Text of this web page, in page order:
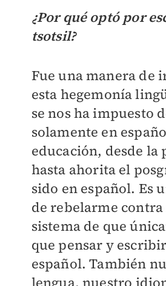
¿Por qué optó por
tsotsil?
Fue una manera de
esta hegemonía
se nos ha impuesto
solamente en
educación, desde
hasta ahorita el
sido en español. Es
de rebelarme contra
sistema de que
que pensar y
español. También